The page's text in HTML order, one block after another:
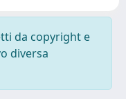
da copyright e
diversa